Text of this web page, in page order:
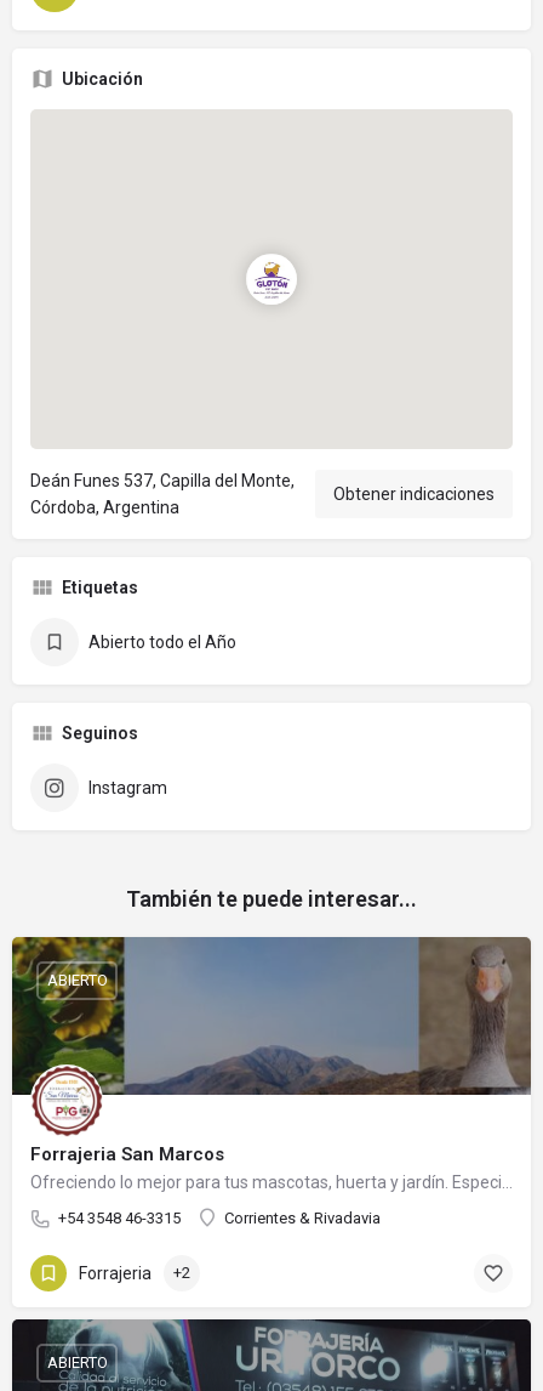
Ubicación
Deán Funes 537, Capilla del Monte,
Córdoba, Argentina
Obtener indicaciones
Etiquetas
Abierto todo el Año
Seguinos
Instagram
También te puede interesar...
Forrajeria San Marcos
+54 3548 46-3315 Corrientes & Rivadavia
ABIERTO
Forrajeria +2
ABIERTO